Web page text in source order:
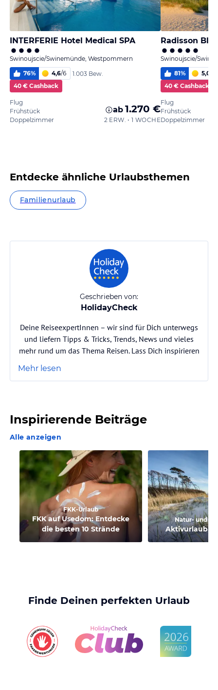
INTERFERIE Hotel Medical SPA
Swinoujscie/Swinemünde, Westpommern
76% 4,6/6
1.003 Bew.
40 € Cashback
Flug
Frühstück
Doppelzimmer
ab 1.270 €
2 ERW. • 1 WOCHE
Radisson Blu
Swinoujscie/
81% 5,0
40 € Cashback
Flug
Frühstück
Doppelzimmer
Entdecke ähnliche Urlaubsthemen
Familienurlaub
Geschrieben von:
HolidayCheck
Deine ReiseexpertInnen – wir sind für Dich unterwegs
und liefern Tipps & Tricks, Trends, News und vieles
mehr rund um das Thema Reisen. Lass Dich inspirieren
Mehr lesen
Inspirierende Beiträge
Alle anzeigen
FKK-Urlaub
FKK auf Usedom: Entdecke
die besten 10 Strände
Natur- und
Aktivurlaub
Finde Deinen perfekten Urlaub